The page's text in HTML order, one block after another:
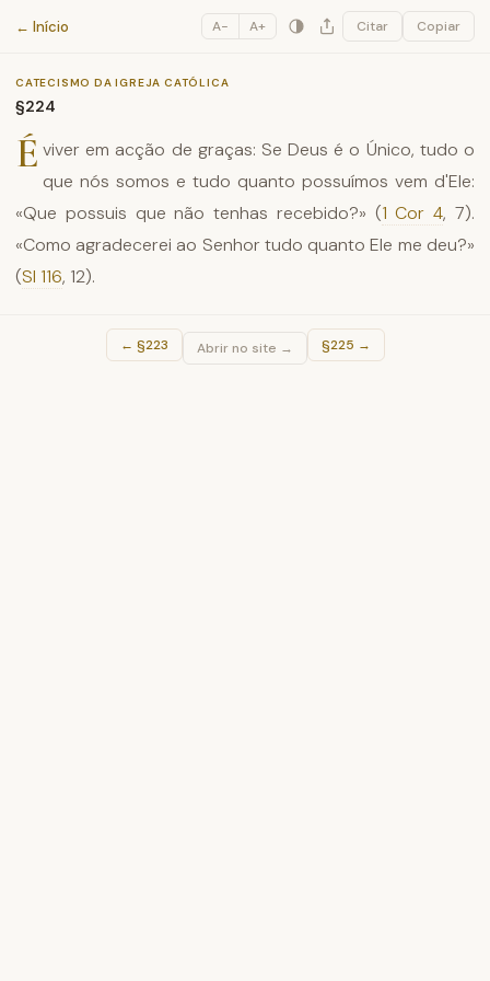
Catecismo da Igreja Católica
← Início A− A+ Citar Copiar
CATECISMO DA IGREJA CATÓLICA
§224
É viver em acção de graças: Se Deus é o Único, tudo o
que nós somos e tudo quanto possuímos vem d'Ele:
«Que possuis que não tenhas recebido?» (1 Cor 4, 7).
«Como agradecerei ao Senhor tudo quanto Ele me deu?»
(Sl 116, 12).
← §223 Abrir no site → §225 →